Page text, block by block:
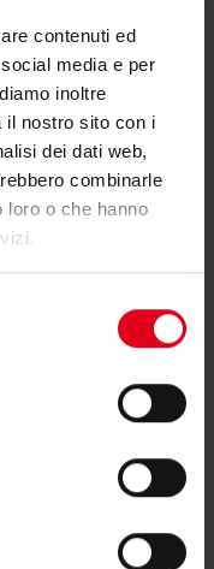
contenuti ed
media e per
inoltre
il nostro sito con i
dei dati web,
combinarle
loro o che hanno
Marinara,